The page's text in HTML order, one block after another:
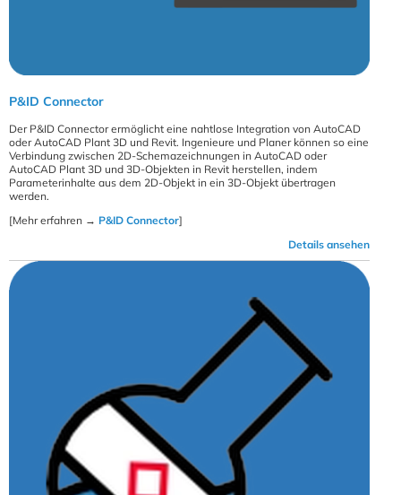
P&ID Connector
Der P&ID Connector ermöglicht eine nahtlose Integration von AutoCAD
oder AutoCAD Plant 3D und Revit. Ingenieure und Planer können so eine
Verbindung zwischen 2D-Schemazeichnungen in AutoCAD oder
AutoCAD Plant 3D und 3D-Objekten in Revit herstellen, indem
Parameterinhalte aus dem 2D-Objekt in ein 3D-Objekt übertragen
werden.
[Mehr erfahren → P&ID Connector]
Details ansehen